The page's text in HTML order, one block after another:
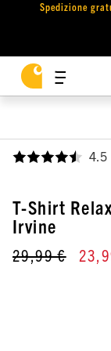
Spedizione
4.5
T-Shirt
Irvine
29,99 €